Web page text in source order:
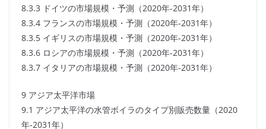
8.3.3 ドイツの市場規模・予測（2020年-2031年）
8.3.4 フランスの市場規模・予測（2020年-2031年）
8.3.5 イギリスの市場規模・予測（2020年-2031年）
8.3.6 ロシアの市場規模・予測（2020年-2031年）
8.3.7 イタリアの市場規模・予測（2020年-2031年）
9 アジア太平洋市場
9.1 アジア太平洋の水管ボイラのタイプ別販売数量（2020
年-2031年）